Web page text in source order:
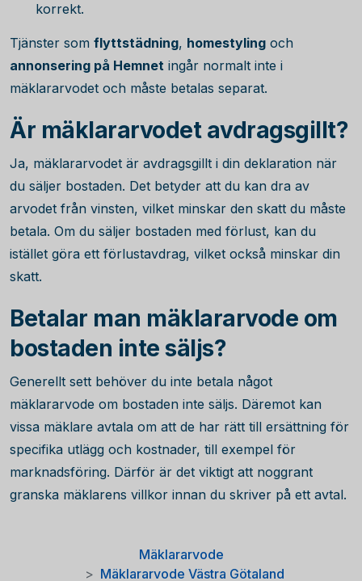
korrekt.
Tjänster som flyttstädning, homestyling och
annonsering på Hemnet ingår normalt inte i
mäklararvodet och måste betalas separat.
Är mäklararvodet avdragsgillt?
Ja, mäklararvodet är avdragsgillt i din deklaration när
du säljer bostaden. Det betyder att du kan dra av
arvodet från vinsten, vilket minskar den skatt du måste
betala. Om du säljer bostaden med förlust, kan du
istället göra ett förlustavdrag, vilket också minskar din
skatt.
Betalar man mäklararvode om
bostaden inte säljs?
Generellt sett behöver du inte betala något
mäklararvode om bostaden inte säljs. Däremot kan
vissa mäklare avtala om att de har rätt till ersättning för
specifika utlägg och kostnader, till exempel för
marknadsföring. Därför är det viktigt att noggrant
granska mäklarens villkor innan du skriver på ett avtal.
Mäklararvode
Mäklararvode Västra Götaland